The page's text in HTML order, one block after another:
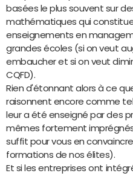
basées le plus souvent sur
mathématiques qui
enseignements en
grandes écoles (si on veut
embaucher et si on veut
CQFD).
Rien d'étonnant alors à ce
raisonnent encore comme
leur a été enseigné par des
mêmes fortement
suffit pour vous en
formations de nos élites).
Et si les entreprises ont